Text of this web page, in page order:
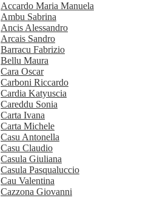
Accardo Maria Manuela
Ambu Sabrina
Ancis Alessandro
Arcais Sandro
Barracu Fabrizio
Bellu Maura
Cara Oscar
Carboni Riccardo
Cardia Katyuscia
Careddu Sonia
Carta Ivana
Carta Michele
Casu Antonella
Casu Claudio
Casula Giuliana
Casula Pasqualuccio
Cau Valentina
Cazzona Giovanni